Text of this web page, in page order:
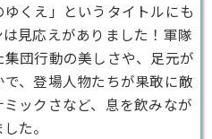
くえ」というタイトルにも
見応えがありました！軍隊
団行動の美しさや、足元が
、登場人物たちが果敢に敵
ックさなど、息を飲みなが
た。